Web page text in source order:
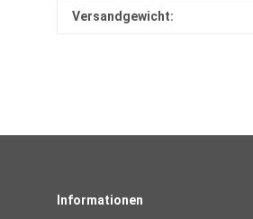
Versandgewicht:
Informationen